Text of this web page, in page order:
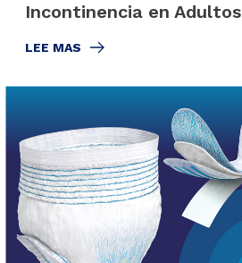
Incontinencia en Adultos
LEE MAS